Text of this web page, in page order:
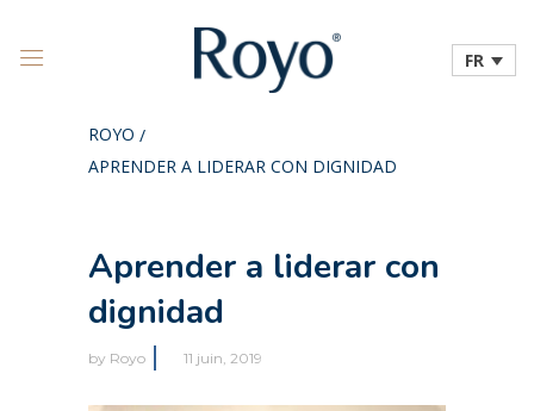
FR
ROYO /
APRENDER A LIDERAR CON DIGNIDAD
Aprender a liderar con
dignidad
by Royo 11 juin, 2019